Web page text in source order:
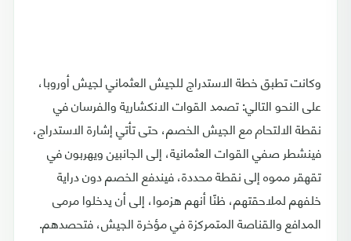
وكانت تطبق خطة الاستدراج للجيش العثماني لجيش أوروبا،
على النحو التالي: تصمد القوات الانكشارية والفرسان في
نقطة الالتحام مع الجيش الخصم، حتى تأتي إشارة الاستدراج،
فينشطر صفي القوات العثمانية، إلى الجانبين ويهربون في
تقهقر مموه إلى نقطة محددة، فيندفع الخصم دون دراية
خلفهم لملاحقتهم، ظنًا أنهم هزموا، إلى أن يدخلوا مرمى
المدافع والقناصة المتمركزة في مؤخرة الجيش، فتحصدهم.